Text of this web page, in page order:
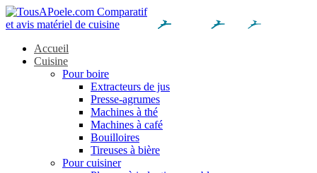
Accueil
Cuisine
Pour boire
Extracteurs de jus
Presse-agrumes
Machines à thé
Machines à café
Bouilloires
Tireuses à bière
Pour cuisiner